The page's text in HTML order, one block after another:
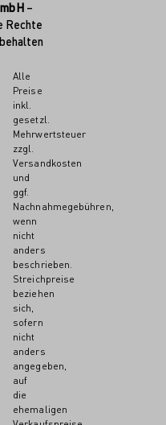
–
Rechte
Alle
Preise
inkl.
gesetzl.
Mehrwertsteuer
zzgl.
Versandkosten
und
ggf.
Nachnahmegebühren,
wenn
nicht
anders
beschrieben.
Streichpreise
beziehen
sich,
sofern
nicht
anders
angegeben,
auf
die
ehemaligen